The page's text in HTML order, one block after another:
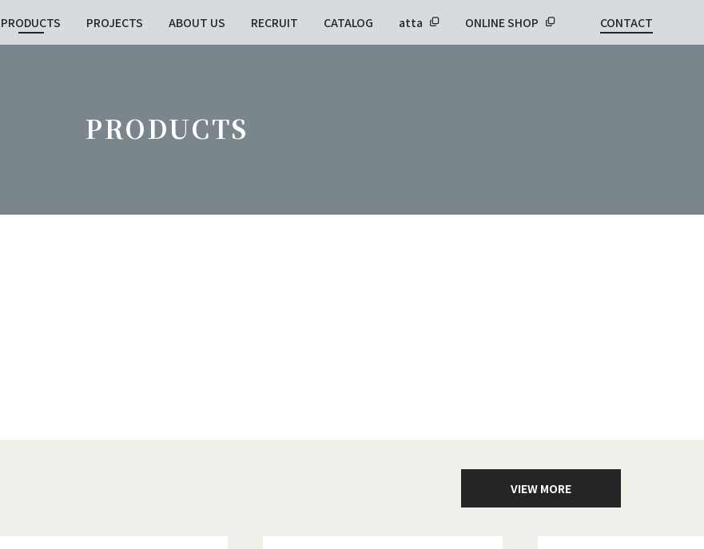
PRODUCTS PROJECTS ABOUT US RECRUIT CATALOG atta ONLINE SHOP CONTACT
PRODUCTS
VIEW MORE